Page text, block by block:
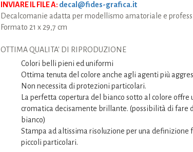
INVIARE IL FILE A: decal@fides-grafica.it
Decalcomanie adatta per modellismo amatoriale e
Formato 21 x 29,7 cm
OTTIMA QUALITA' DI RIPRODUZIONE
Colori belli pieni ed uniformi
Ottima tenuta del colore anche agli agenti più
Non necessita di protezioni particolari.
La perfetta copertura del bianco sotto al colore offre
cromatica decisamente brillante. (possibilità di fare
bianco)
Stampa ad altissima risoluzione per una definizione
piccoli particolari.